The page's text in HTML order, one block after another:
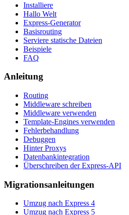
Installiere
Hallo Welt
Express-Generator
Basisrouting
Serviere statische Dateien
Beispiele
FAQ
Anleitung
Routing
Middleware schreiben
Middleware verwenden
Template-Engines verwenden
Fehlerbehandlung
Debuggen
Hinter Proxys
Datenbankintegration
Überschreiben der Express-API
Migrationsanleitungen
Umzug nach Express 4
Umzug nach Express 5